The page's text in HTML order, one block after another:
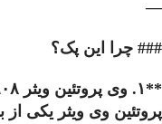
—
### چرا این پک؟
**۱. وی پروتئین ویثر ۹۰۸ گرم**